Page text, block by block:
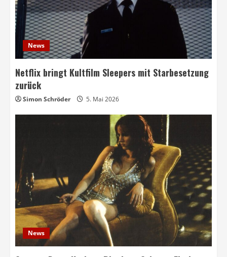
News
Netflix bringt Kultfilm Sleepers mit Starbesetzung
zurück
Simon Schröder 5. Mai 2026
News